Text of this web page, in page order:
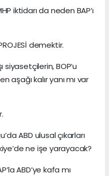
iktidarı da neden BAP’ı
demektir.
siyasetçilerin, BOP’u
aşağı kalır yanı mı var
ABD ulusal çıkarları
ne işe yarayacak?
ABD’ye kafa mı